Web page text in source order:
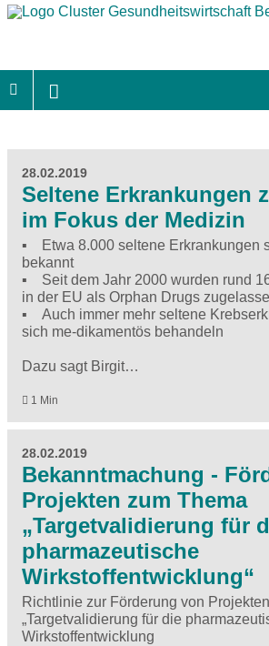
28.02.2019
Seltene Erkrankungen
im Fokus der Medizin
▪ Etwa 8.000 seltene Erkrankungen
bekannt
▪ Seit dem Jahr 2000 wurden rund
in der EU als Orphan Drugs
▪ Auch immer mehr seltene
sich me-dikamentös behandeln
Dazu sagt Birgit…
1 Min
28.02.2019
Bekanntmachung -
Projekten zum Thema
„Targetvalidierung für
pharmazeutische
Wirkstoffentwicklung“
Richtlinie zur Förderung von
„Targetvalidierung für die
Wirkstoffentwicklung